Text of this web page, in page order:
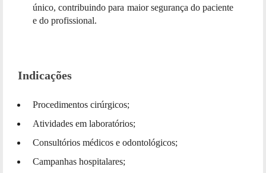
único, contribuindo para maior segurança do paciente
e do profissional.
Indicações
Procedimentos cirúrgicos;
Atividades em laboratórios;
Consultórios médicos e odontológicos;
Campanhas hospitalares;